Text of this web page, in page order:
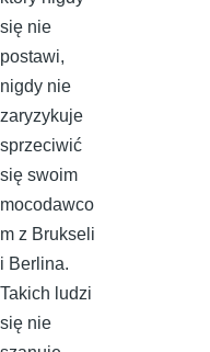
się nie
postawi,
nigdy nie
zaryzykuje
sprzeciwić
się swoim
mocodawco
m z Brukseli
i Berlina.
Takich ludzi
się nie